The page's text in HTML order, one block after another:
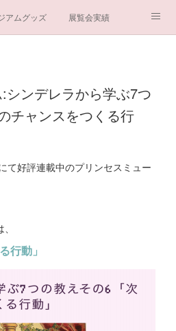
アムグッズ 展覧会実績
シンデレラ芸術文化振興会
シンデレラから学ぶ7つ
チャンスをつくる行
て好評連載中のプリンセスミュー
行動」